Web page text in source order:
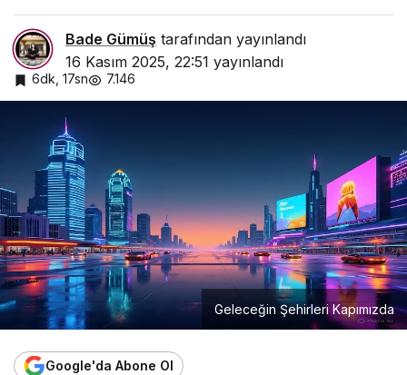
Bade Gümüş tarafından yayınlandı
16 Kasım 2025, 22:51 yayınlandı
6dk, 17sn 7.146
Geleceğin Şehirleri Kapımızda
Google'da Abone Ol